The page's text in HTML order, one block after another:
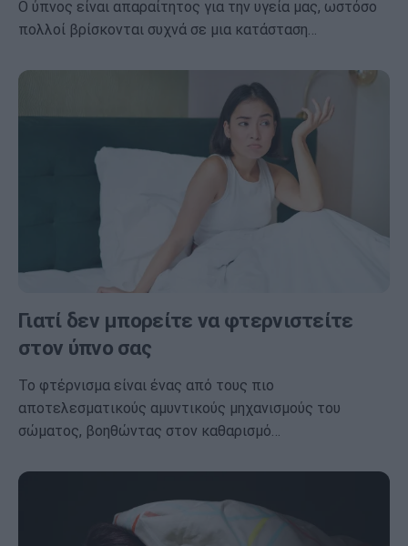
Ο ύπνος είναι απαραίτητος για την υγεία μας, ωστόσο
πολλοί βρίσκονται συχνά σε μια κατάσταση…
Γιατί δεν μπορείτε να φτερνιστείτε
στον ύπνο σας
Το φτέρνισμα είναι ένας από τους πιο
αποτελεσματικούς αμυντικούς μηχανισμούς του
σώματος, βοηθώντας στον καθαρισμό…